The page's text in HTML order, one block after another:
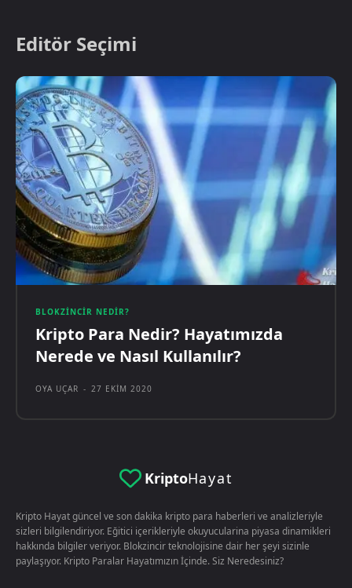
Editör Seçimi
BLOKZINCIR NEDIR?
Kripto Para Nedir? Hayatımızda
Nerede ve Nasıl Kullanılır?
OYA UÇAR - 27 EKIM 2020
KriptoHayat
Kripto Hayat güncel ve son dakika kripto para haberleri ve analizleriyle
sizleri bilgilendiriyor. Eğitici içerikleriyle okuyucularina piyasa dinamikleri
hakkında bilgiler veriyor. Blokzincir teknolojisine dair her şeyi sizinle
paylaşıyor. Kripto Paralar Hayatımızın İçinde. Siz Neredesiniz?